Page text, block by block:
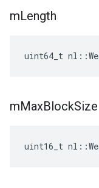
mLength
uint64_t
mMaxBlockSize
uint16_t